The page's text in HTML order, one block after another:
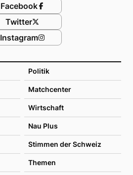
Politik
Matchcenter
Wirtschaft
Nau Plus
Stimmen der Schweiz
Themen
Facebook
Twitter
Instagram